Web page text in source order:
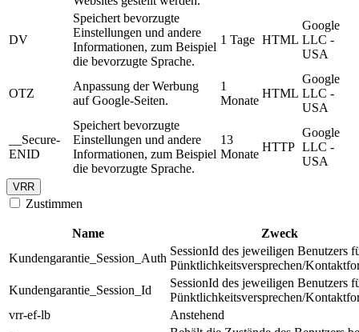
DV
Speichert bevorzugte
Einstellungen und andere
Informationen, zum Beispiel
die bevorzugte Sprache.
1 Tage HTML
Google
LLC -
USA
OTZ
Anpassung der Werbung
auf Google-Seiten.
1
Monate
HTML
Google
LLC -
USA
__Secure-
ENID
Speichert bevorzugte
Einstellungen und andere
Informationen, zum Beispiel
die bevorzugte Sprache.
13
Monate
HTTP
Google
LLC -
USA
VRR
Zustimmen
Name
Zweck
Kundengarantie_Session_Auth
SessionId des jeweiligen Benutzers
Pünktlichkeitsversprechen/
Kundengarantie_Session_Id
SessionId des jeweiligen Benutzers
Pünktlichkeitsversprechen/
vrr-ef-lb
Anstehend